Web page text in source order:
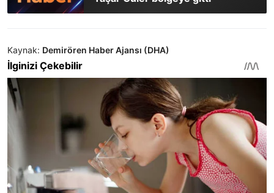
Kaynak: Demirören Haber Ajansı (DHA)